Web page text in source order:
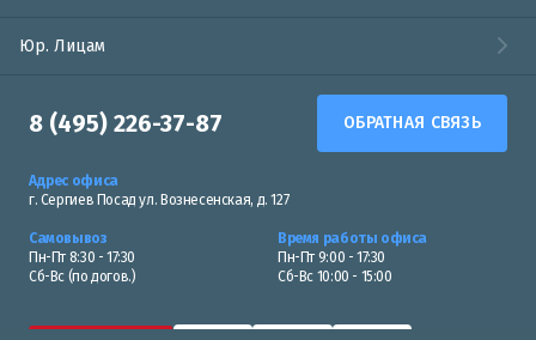
Юр. Лицам
8 (495) 226-37-87 ОБРАТНАЯ СВЯЗЬ
Адрес офиса
г. Сергиев Посад ул. Вознесенская, д. 127
Самовывоз
Пн-Пт 8:30 - 17:30
Сб-Вс (по догов.)
Время работы офиса
Пн-Пт 9:00 - 17:30
Сб-Вс 10:00 - 15:00